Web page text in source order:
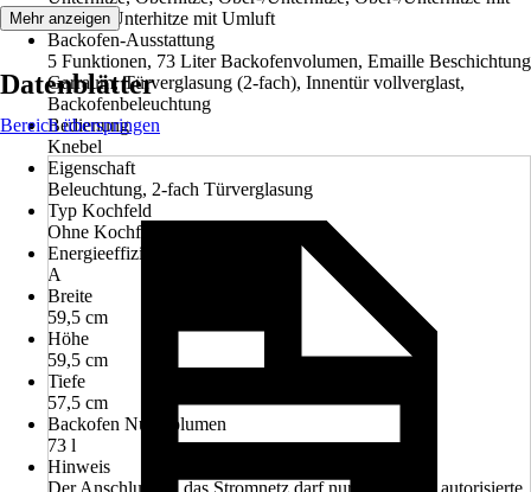
Umluft, Unterhitze mit Umluft
Backofen-Ausstattung
5 Funktionen, 73 Liter Backofenvolumen, Emaille Beschichtung
Garraum, Türverglasung (2-fach), Innentür vollverglast,
Backofenbeleuchtung
Bedienung
Knebel
Eigenschaft
Beleuchtung, 2-fach Türverglasung
Typ Kochfeld
Ohne Kochfeld
Energieeffizienzklasse
A
Breite
59,5 cm
Höhe
59,5 cm
Tiefe
57,5 cm
Backofen Nutzvolumen
73 l
Hinweis
Der Anschluss an das Stromnetz darf nur durch eine autorisierte
Mehr anzeigen
Datenblätter
Bereich überspringen